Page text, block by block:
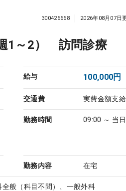
1～2） 訪問診療
300426668 2026年08月07日
給与 100,000円
交通費 実費金額支給
勤務時間 09:00 ～ 当
勤務内容 在宅
般（科目不問）、一般外科